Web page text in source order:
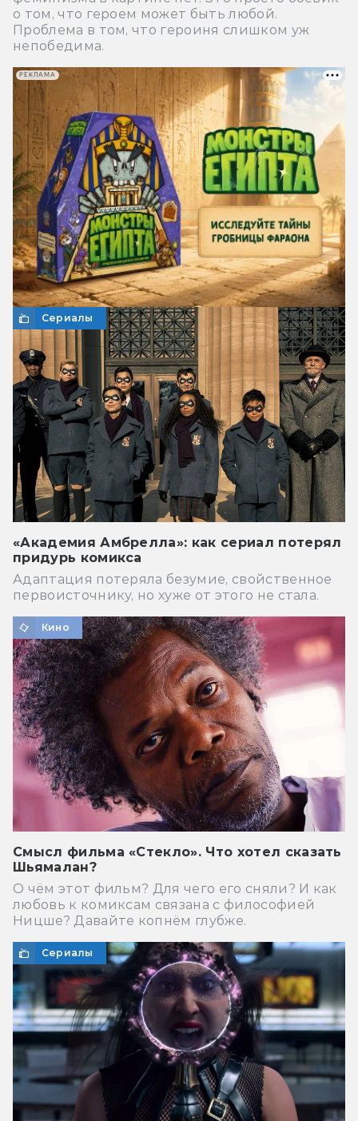
о том, что героем может быть любой.
Проблема в том, что героиня слишком уж
непобедима.
Сериалы
«Академия Амбрелла»: как сериал потерял
придурь комикса
Адаптация потеряла безумие, свойственное
первоисточнику, но хуже от этого не стала.
Кино
Смысл фильма «Стекло». Что хотел сказать
Шьямалан?
О чём этот фильм? Для чего его сняли? И как
любовь к комиксам связана с философией
Ницше? Давайте копнём глубже.
Сериалы
РЕКЛАМА